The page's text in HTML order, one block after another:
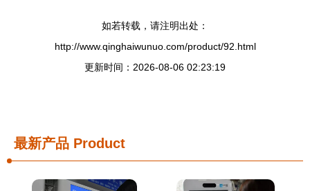
如若转载，请注明出处：
http://www.qinghaiwunuo.com/product/92.html
更新时间：2026-08-06 02:23:19
最新产品 Product